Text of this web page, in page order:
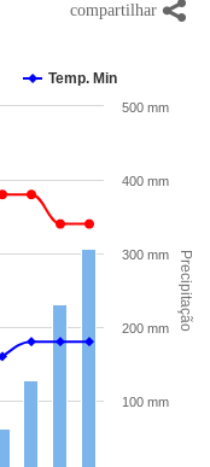
Precipitação
Temp. Min
100 mm
200 mm
300 mm
400 mm
500 mm